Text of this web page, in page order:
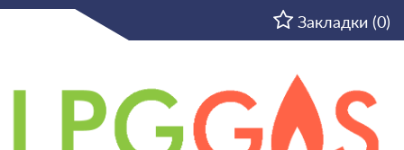
Закладки (0)